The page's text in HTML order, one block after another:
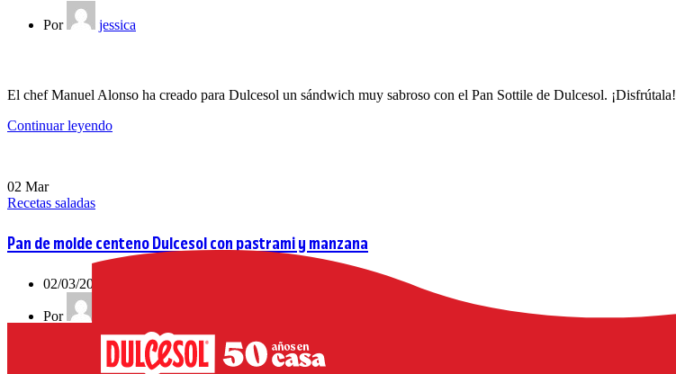
Por jessica
El chef Manuel Alonso ha creado para Dulcesol un sándwich muy sabroso con el Pan Sottile de Dulcesol. ¡Disfrútala!
Continuar leyendo
02 Mar
Recetas saladas
Pan de molde centeno Dulcesol con pastrami y manzana
02/03/2026
Por